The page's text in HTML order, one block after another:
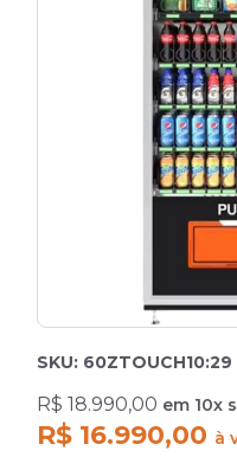
SKU: 60ZTOUCH10:29
R$ 18.990,00 em 10x
R$ 16.990,00 à